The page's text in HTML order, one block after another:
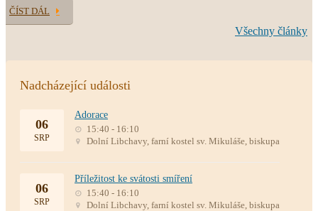
ČÍST DÁL
Všechny články
Nadcházející události
06
SRP
Adorace
15:40 - 16:10
Dolní Libchavy, farní kostel sv. Mikuláše, biskupa
06
SRP
Příležitost ke svátosti smíření
15:40 - 16:10
Dolní Libchavy, farní kostel sv. Mikuláše, biskupa